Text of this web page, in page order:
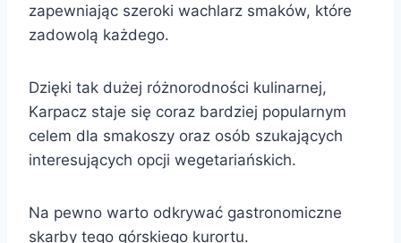
zapewniając szeroki wachlarz smaków, które
zadowolą każdego.
Dzięki tak dużej różnorodności kulinarnej,
Karpacz staje się coraz bardziej popularnym
celem dla smakoszy oraz osób szukających
interesujących opcji wegetariańskich.
Na pewno warto odkrywać gastronomiczne
skarby tego górskiego kurortu.